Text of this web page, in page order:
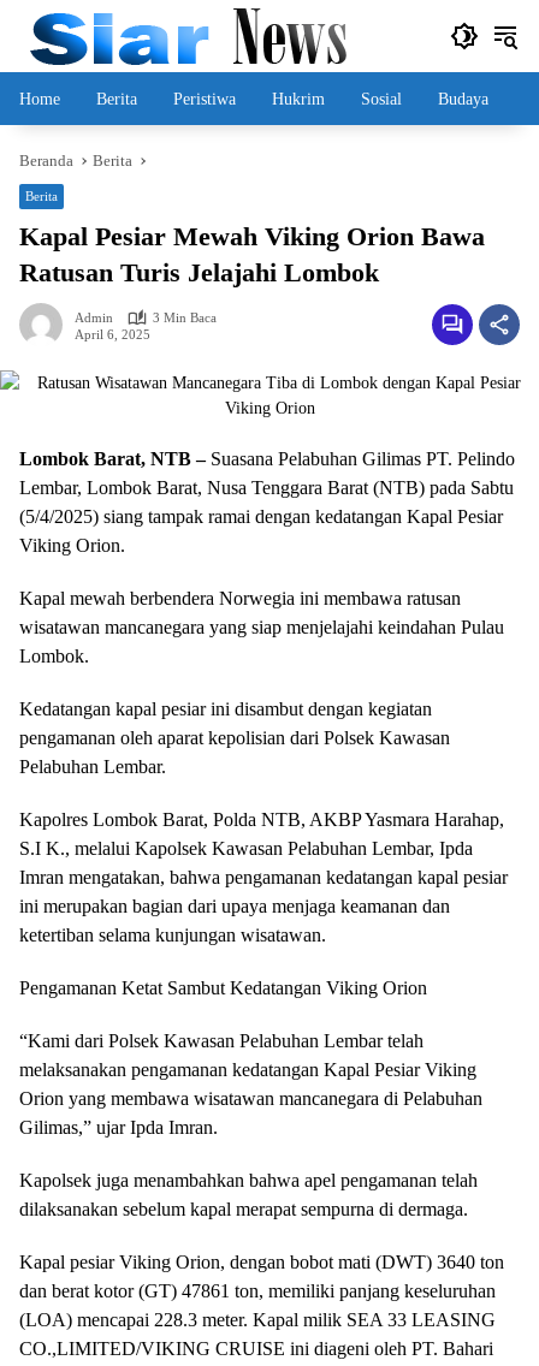
Langsung
konten
Home Berita Peristiwa Hukrim Sosial Budaya
Beranda Berita
Berita
Kapal Pesiar Mewah Viking Orion Bawa
Ratusan Turis Jelajahi Lombok
Admin
3 Min Baca
April 6, 2025
Lombok Barat, NTB –Suasana Pelabuhan Gilimas PT. Pelindo
Lembar, Lombok Barat, Nusa Tenggara Barat (NTB) pada Sabtu
(5/4/2025) siang tampak ramai dengan kedatangan Kapal Pesiar
Viking Orion.
Kapal mewah berbendera Norwegia ini membawa ratusan
wisatawan mancanegara yang siap menjelajahi keindahan Pulau
Lombok.
Kedatangan kapal pesiar ini disambut dengan kegiatan
pengamanan oleh aparat kepolisian dari Polsek Kawasan
Pelabuhan Lembar.
Kapolres Lombok Barat, Polda NTB, AKBP Yasmara Harahap,
S.I K., melalui Kapolsek Kawasan Pelabuhan Lembar, Ipda
Imran mengatakan, bahwa pengamanan kedatangan kapal pesiar
ini merupakan bagian dari upaya menjaga keamanan dan
ketertiban selama kunjungan wisatawan.
Pengamanan Ketat Sambut Kedatangan Viking Orion
“Kami dari Polsek Kawasan Pelabuhan Lembar telah
melaksanakan pengamanan kedatangan Kapal Pesiar Viking
Orion yang membawa wisatawan mancanegara di Pelabuhan
Gilimas,” ujar Ipda Imran.
Kapolsek juga menambahkan bahwa apel pengamanan telah
dilaksanakan sebelum kapal merapat sempurna di dermaga.
Kapal pesiar Viking Orion, dengan bobot mati (DWT) 3640 ton
dan berat kotor (GT) 47861 ton, memiliki panjang keseluruhan
(LOA) mencapai 228.3 meter. Kapal milik SEA 33 LEASING
CO.,LIMITED/VIKING CRUISE ini diageni oleh PT. Bahari